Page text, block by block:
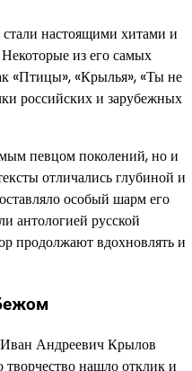
настоящими хитами и
из его самых
«Птицы», «Крылья», «Ты не
российских и зарубежных
певцом поколений, но и
отличались глубиной и
особый шарм его
антологией русской
продолжают вдохновлять и
Андреевич Крылов
творчество нашло отклик и